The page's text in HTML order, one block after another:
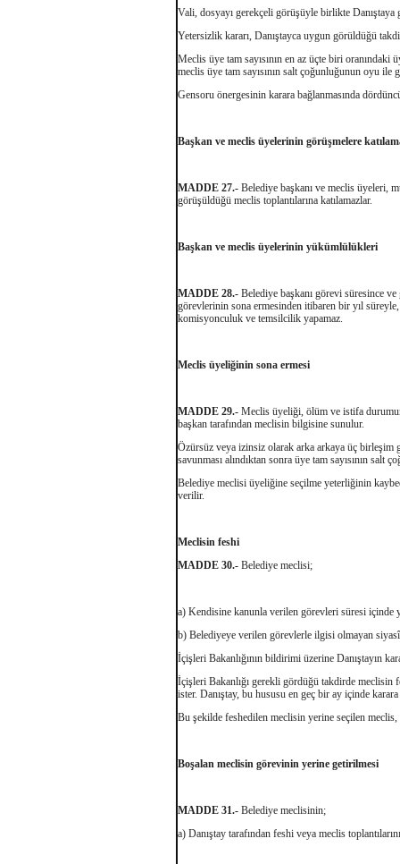
Vali, dosyayı gerekçeli görüşüyle birlikte Danıştaya
Yetersizlik kararı, Danıştayca uygun görüldüğü
Meclis üye tam sayısının en az üçte biri
meclis üye tam sayısının salt çoğunluğunun oyu ile
Gensoru önergesinin karara bağlanmasında
Başkan ve meclis üyelerinin görüşmelere
MADDE 27.- Belediye başkanı ve meclis üyeleri,
görüşüldüğü meclis toplantılarına katılamazlar.
Başkan ve meclis üyelerinin yükümlülükleri
MADDE 28.- Belediye başkanı görevi süresince
görevlerinin sona ermesinden itibaren bir yıl
komisyonculuk ve temsilcilik yapamaz.
Meclis üyeliğinin sona ermesi
MADDE 29.- Meclis üyeliği, ölüm ve istifa
başkan tarafından meclisin bilgisine sunulur.
Özürsüz veya izinsiz olarak arka arkaya üç birleşim
savunması alındıktan sonra üye tam sayısının salt
Belediye meclisi üyeliğine seçilme yeterliğinin
verilir.
Meclisin feshi
MADDE 30.- Belediye meclisi;
a) Kendisine kanunla verilen görevleri süresi içinde
b) Belediyeye verilen görevlerle ilgisi olmayan
İçişleri Bakanlığının bildirimi üzerine Danıştayın
İçişleri Bakanlığı gerekli gördüğü takdirde meclisin
ister. Danıştay, bu hususu en geç bir ay içinde
Bu şekilde feshedilen meclisin yerine seçilen
Boşalan meclisin görevinin yerine getirilmesi
MADDE 31.- Belediye meclisinin;
a) Danıştay tarafından feshi veya meclis